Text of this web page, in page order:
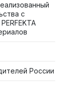
с
России